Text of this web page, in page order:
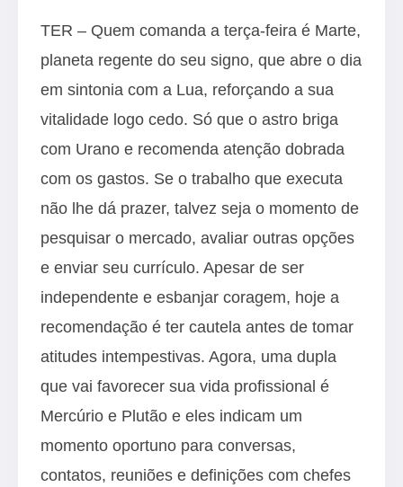
TER – Quem comanda a terça-feira é Marte,
planeta regente do seu signo, que abre o dia
em sintonia com a Lua, reforçando a sua
vitalidade logo cedo. Só que o astro briga
com Urano e recomenda atenção dobrada
com os gastos. Se o trabalho que executa
não lhe dá prazer, talvez seja o momento de
pesquisar o mercado, avaliar outras opções
e enviar seu currículo. Apesar de ser
independente e esbanjar coragem, hoje a
recomendação é ter cautela antes de tomar
atitudes intempestivas. Agora, uma dupla
que vai favorecer sua vida profissional é
Mercúrio e Plutão e eles indicam um
momento oportuno para conversas,
contatos, reuniões e definições com chefes